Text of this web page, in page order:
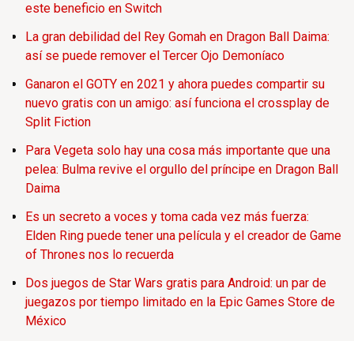
este beneficio en Switch
La gran debilidad del Rey Gomah en Dragon Ball Daima:
así se puede remover el Tercer Ojo Demoníaco
Ganaron el GOTY en 2021 y ahora puedes compartir su
nuevo gratis con un amigo: así funciona el crossplay de
Split Fiction
Para Vegeta solo hay una cosa más importante que una
pelea: Bulma revive el orgullo del príncipe en Dragon Ball
Daima
Es un secreto a voces y toma cada vez más fuerza:
Elden Ring puede tener una película y el creador de Game
of Thrones nos lo recuerda
Dos juegos de Star Wars gratis para Android: un par de
juegazos por tiempo limitado en la Epic Games Store de
México